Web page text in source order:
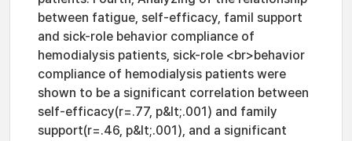
between fatigue, self-efficacy, famil support
and sick-role behavior compliance of
hemodialysis patients, sick-role <br>behavior
compliance of hemodialysis patients were
shown to be a significant correlation between
self-efficacy(r=.77, p&lt;.001) and family
support(r=.46, p&lt;.001), and a significant